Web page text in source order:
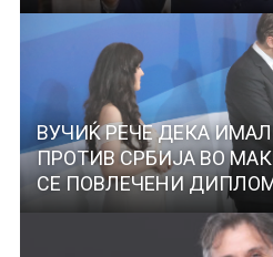
ВУЧИЌ РЕЧЕ ДЕКА
ПРОТИВ СРБИЈА ВО
СЕ ПОВЛЕЧЕНИ